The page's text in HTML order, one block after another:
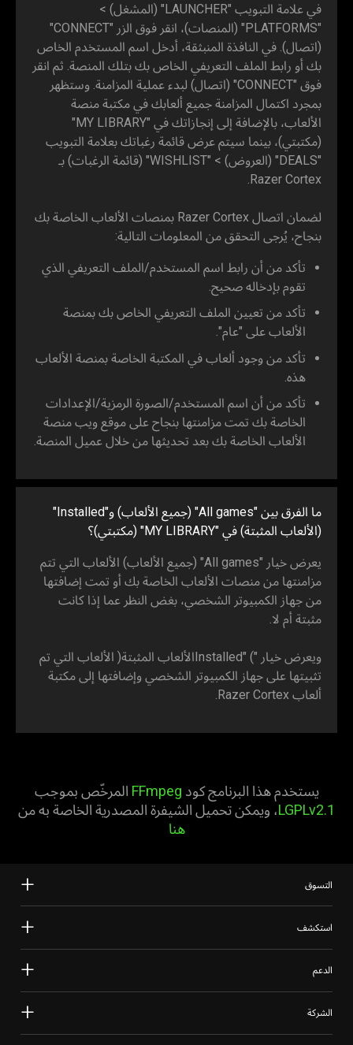
في علامة التبويب "LAUNCHER" (المشغل) >
"PLATFORMS" (المنصات)، انقر فوق الزر "CONNECT"
(اتصال). في النافذة المنبثقة، أدخل اسم المستخدم الخاص
بك أو رابط الملف التعريفي الخاص بك بتلك المنصة. ثم انقر
فوق "CONNECT" (اتصال) لبدء عملية المزامنة. وستظهر
بمجرد اكتمال المزامنة جميع ألعابك في مكتبة منصة
الألعاب، بالإضافة إلى إنجازاتك في "MY LIBRARY"
(مكتبتي)، بينما سيتم عرض قائمة رغباتك بعلامة التبويب
"DEALS" (العروض) > "WISHLIST" (قائمة الرغبات) بـ
Razer Cortex.
لضمان اتصال Razer Cortex بمنصات الألعاب الخاصة بك
بنجاح، يُرجى التحقق من المعلومات التالية:
تأكد من أن رابط اسم المستخدم/الملف التعريفي الذي
تقوم بإدخاله صحيح.
تأكد من تعيين الملف التعريفي الخاص بك بمنصة
الألعاب على "عام".
تأكد من وجود ألعاب في المكتبة الخاصة بمنصة الألعاب
هذه.
تأكد من أن اسم المستخدم/الصورة الرمزية/الإعدادات
الخاصة بك تمت مزامنتها بنجاح على موقع ويب منصة
الألعاب الخاصة بك بعد تحديثها من خلال عميل المنصة.
ما الفرق بين "All games" (جميع الألعاب) و"Installed"
(الألعاب المثبتة) في "MY LIBRARY" (مكتبتي)؟
يعرض خيار "All games" (جميع الألعاب) الألعاب التي تتم
مزامنتها من منصات الألعاب الخاصة بك أو تمت إضافتها
من جهاز الكمبيوتر الشخصي، بغض النظر عما إذا كانت
مثبتة أم لا.
ويعرض خيار "Installed" (الألعاب المثبتة) الألعاب التي تم
تثبيتها على جهاز الكمبيوتر الشخصي وإضافتها إلى مكتبة
ألعاب Razer Cortex.
يستخدم هذا البرنامج كود FFmpeg المرخّص بموجب
LGPLv2.1، ويمكن تحميل الشيفرة المصدرية الخاصة به من
هنا
التسوق
استكشف
الدعم
الشركة